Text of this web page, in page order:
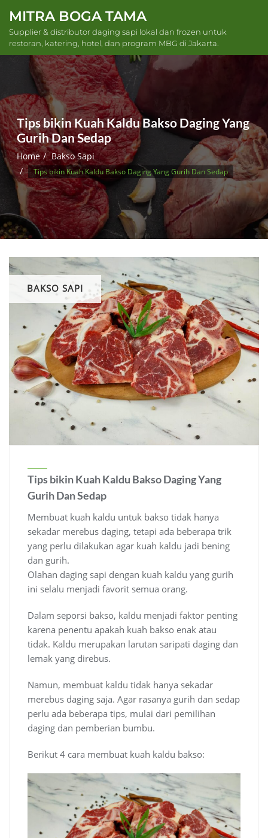
content
MITRA BOGA TAMA
Supplier & distributor daging sapi lokal dan frozen untuk
restoran, katering, hotel, dan program MBG di Jakarta.
Tips bikin Kuah Kaldu Bakso Daging Yang
Gurih Dan Sedap
Home Bakso Sapi
Tips bikin Kuah Kaldu Bakso Daging Yang Gurih Dan Sedap
BAKSO SAPI
Tips bikin Kuah Kaldu Bakso Daging Yang
Gurih Dan Sedap
Membuat kuah kaldu untuk bakso tidak hanya
sekadar merebus daging, tetapi ada beberapa trik
yang perlu dilakukan agar kuah kaldu jadi bening
dan gurih.
Olahan daging sapi dengan kuah kaldu yang gurih
ini selalu menjadi favorit semua orang.
Dalam seporsi bakso, kaldu menjadi faktor penting
karena penentu apakah kuah bakso enak atau
tidak. Kaldu merupakan larutan saripati daging dan
lemak yang direbus.
Namun, membuat kaldu tidak hanya sekadar
merebus daging saja. Agar rasanya gurih dan sedap
perlu ada beberapa tips, mulai dari pemilihan
daging dan pemberian bumbu.
Berikut 4 cara membuat kuah kaldu bakso: